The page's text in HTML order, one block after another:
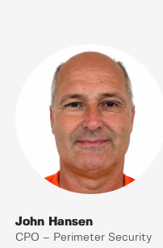
John Hansen
CPO – Perimeter Security